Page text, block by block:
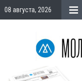
08 августа, 2026